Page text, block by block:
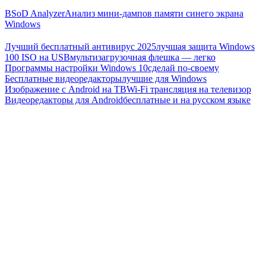
BSoD AnalyzerАнализ мини-дампов памяти синего экрана
Windows
Лучший бесплатный антивирус 2025лучшая защита Windows
100 ISO на USBмультизагрузочная флешка — легко
Программы настройки Windows 10сделай по-своему
Бесплатные видеоредакторылучшие для Windows
Изображение с Android на ТВWi-Fi трансляция на телевизор
Видеоредакторы для Androidбесплатные и на русском языке